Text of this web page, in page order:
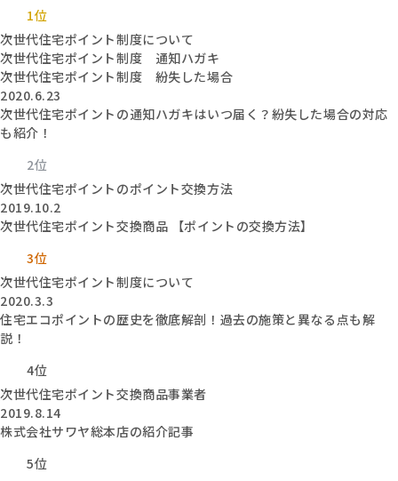
1位
次世代住宅ポイント制度について
次世代住宅ポイント制度 通知ハガキ
次世代住宅ポイント制度 紛失した場合
2020.6.23
次世代住宅ポイントの通知ハガキはいつ届く？紛失した場合の対応
も紹介！
2位
次世代住宅ポイントのポイント交換方法
2019.10.2
次世代住宅ポイント交換商品 【ポイントの交換方法】
3位
次世代住宅ポイント制度について
2020.3.3
住宅エコポイントの歴史を徹底解剖！過去の施策と異なる点も解
説！
4位
次世代住宅ポイント交換商品事業者
2019.8.14
株式会社サワヤ総本店の紹介記事
5位